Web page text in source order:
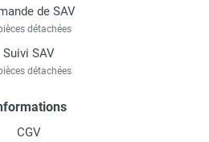
de SAV
détachées
Suivi SAV
détachées
CGV